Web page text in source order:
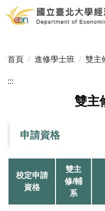
跳
到
內
區
首頁 進修學士班 雙主
:::
雙主
申請資格
校定申請
資格
雙主
修/輔
系